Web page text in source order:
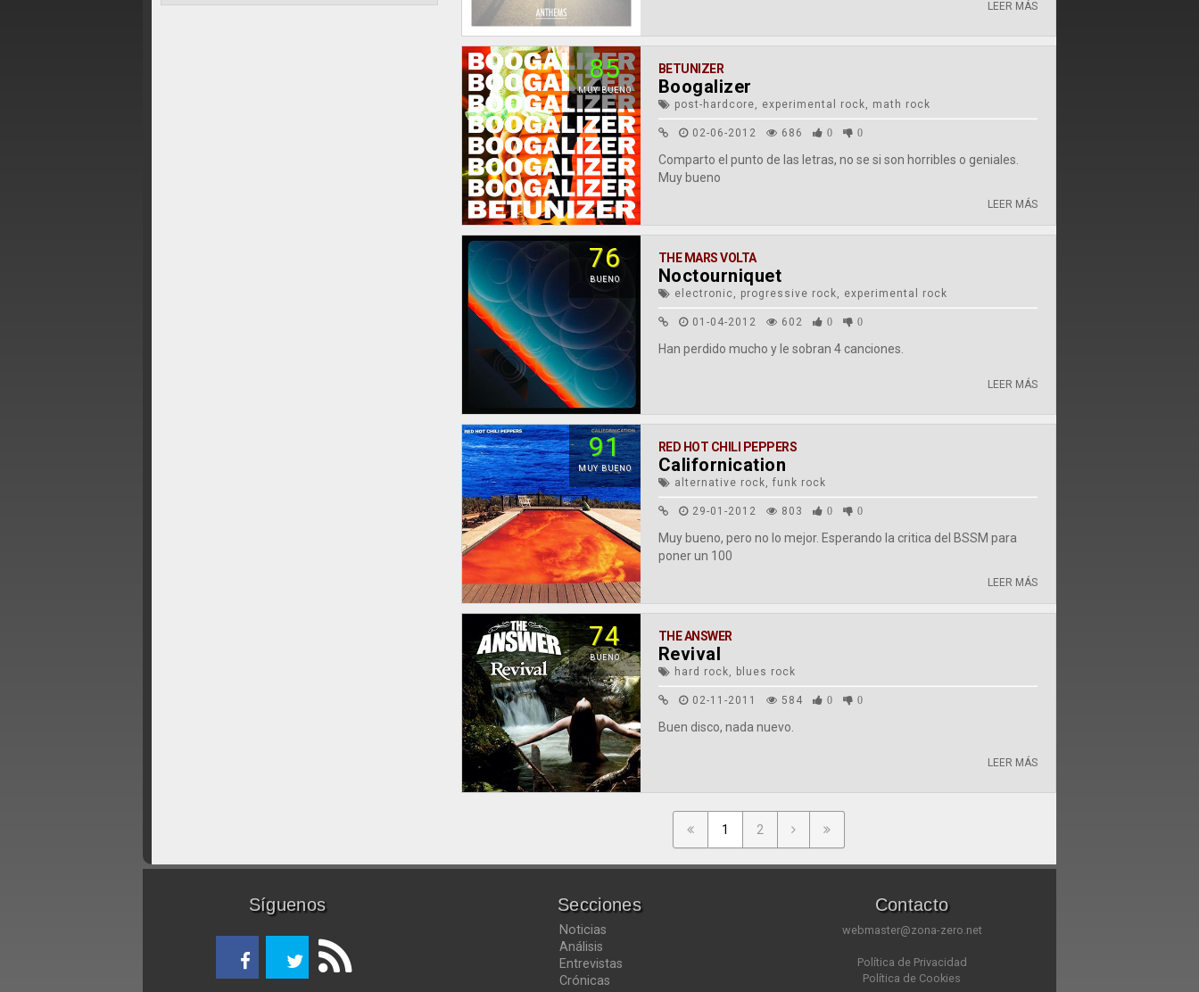
LEER MÁS
85
MUY BUENO
BETUNIZER
Boogalizer
post-hardcore, experimental rock, math rock
02-06-2012 686 0 0
Comparto el punto de las letras, no se si son horribles o geniales.
Muy bueno
LEER MÁS
76
BUENO
THE MARS VOLTA
Noctourniquet
electronic, progressive rock, experimental rock
01-04-2012 602 0 0
Han perdido mucho y le sobran 4 canciones.
LEER MÁS
91
MUY BUENO
RED HOT CHILI PEPPERS
Californication
alternative rock, funk rock
29-01-2012 803 0 0
Muy bueno, pero no lo mejor. Esperando la critica del BSSM para
poner un 100
LEER MÁS
74
BUENO
THE ANSWER
Revival
hard rock, blues rock
02-11-2011 584 0 0
Buen disco, nada nuevo.
LEER MÁS
1 2
Síguenos Secciones
Noticias
Análisis
Entrevistas
Crónicas
Contacto
webmaster@zona-zero.net
Política de Privacidad
Política de Cookies